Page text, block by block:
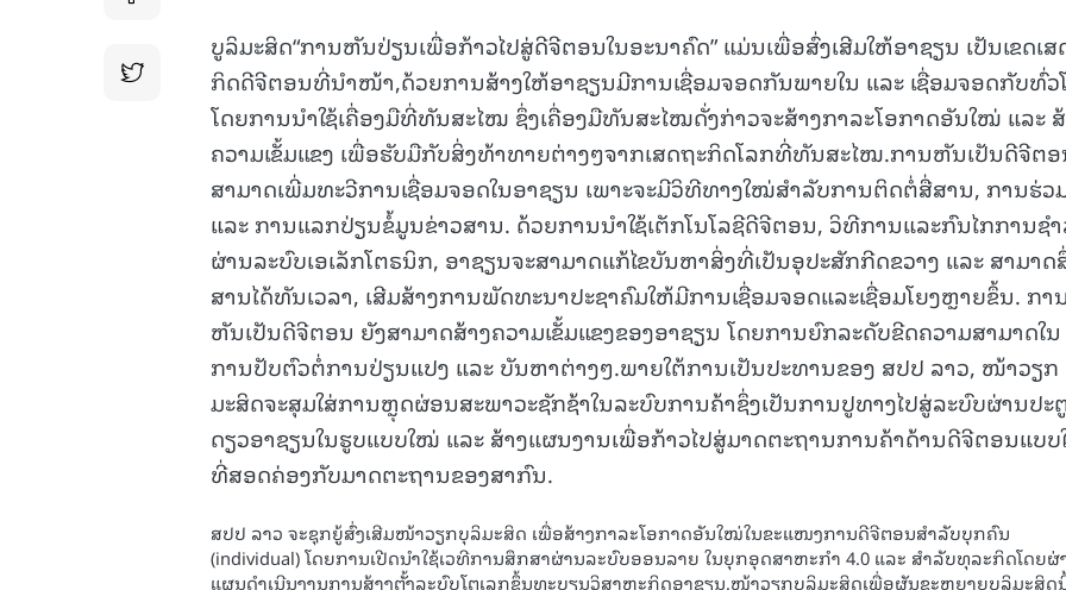
ບູລິມະສິດ“ການຫັນປ່ຽນເພື່ອກ້າວໄປສູ່ດີຈີຕອນໃນອະນາຄົດ” ແມ່ນເພື່ອສົ່ງເສີມໃຫ້ອາຊຽນ ເປັນເຂດເສ
ກິດດີຈີຕອນທີ່ນຳໜ້າ,ດ້ວຍການສ້າງໃຫ້ອາຊຽນມີການເຊື່ອມຈອດກັນພາຍໃນ ແລະ ເຊື່ອມຈອດກັບທົ່ວ
ໂດຍການນໍາໃຊ້ເຄື່ອງມືທີ່ທັນສະໄໝ ຊຶ່ງເຄື່ອງມືທັນສະໄໝດັ່ງກ່າວຈະສ້າງກາລະໂອກາດອັນໃໝ່ ແລະ
ຄວາມເຂັ້ມແຂງ ເພື່ອຮັບມືກັບສິ່ງທ້າທາຍຕ່າງໆຈາກເສດຖະກິດໂລກທີ່ທັນສະໄໝ.ການຫັນເປັນດີຈີຕ
ສາມາດເພີ່ມທະວີການເຊື່ອມຈອດໃນອາຊຽນ ເພາະຈະມີວິທີທາງໃໝ່ສຳລັບການຕິດຕໍ່ສື່ສານ, ການຮ່ວ
ແລະ ການແລກປ່ຽນຂໍ້ມູນຂ່າວສານ. ດ້ວຍການນຳໃຊ້ເຕັກໂນໂລຊີດີຈີຕອນ, ວິທີການແລະກົນໄກການຊ
ຜ່ານລະບົບເອເລັກໂຕຣນິກ, ອາຊຽນຈະສາມາດແກ້ໄຂບັນຫາສິ່ງທີ່ເປັນອຸປະສັກກີດຂວາງ ແລະ ສາມາດ
ສານໄດ້ທັນເວລາ, ເສີມສ້າງການພັດທະນາປະຊາຄົມໃຫ້ມີການເຊື່ອມຈອດແລະເຊື່ອມໂຍງຫຼາຍຂຶ້ນ. ກາ
ຫັນເປັນດີຈີຕອນ ຍັງສາມາດສ້າງຄວາມເຂັ້ມແຂງຂອງອາຊຽນ ໂດຍການຍົກລະດັບຂີດຄວາມສາມາດໃນ
ການປັບຕົວຕໍ່ການປ່ຽນແປງ ແລະ ບັນຫາຕ່າງໆ.ພາຍໃຕ້ການເປັນປະທານຂອງ ສປປ ລາວ, ໜ້າວຽກ
ມະສິດຈະສຸມໃສ່ການຫຼຸດຜ່ອນສະພາວະຊັກຊ້າໃນລະບົບການຄ້າຊຶ່ງເປັນການປູທາງໄປສູ່ລະບົບຜ່ານປະ
ດຽວອາຊຽນໃນຮູບແບບໃໝ່ ແລະ ສ້າງແຜນງານເພື່ອກ້າວໄປສູ່ມາດຕະຖານການຄ້າດ້ານດີຈີຕອນແບ
ທີ່ສອດຄ່ອງກັບມາດຕະຖານຂອງສາກົນ.
ສປປ ລາວ ຈະຊຸກຍູ້ສົ່ງເສີມໜ້າວຽກບຸລິມະສິດ ເພື່ອສ້າງກາລະໂອກາດອັນໃໝ່ໃນຂະແໜງການດີຈີຕອນສໍາລັບບຸກຄົນ
(individual) ໂດຍການເປີດນໍາໃຊ້ເວທີການສຶກສາຜ່ານລະບົບອອນລາຍ ໃນຍຸກອຸດສາຫະກຳ 4.0 ແລະ ສໍາລັບທຸລະກິດໂດຍຜ່
ແຜນດຳເນີນງານການສ້າງຕັ້ງລະບົບໂຕເລກຂຶ້ນທະບຽນວິສາຫະກິດອາຊຽນ.ໜ້າວຽກບຸລິມະສິດເພື່ອຜັນຂະຫຍາຍບຸລິມະສິດ
15.040(07-08-